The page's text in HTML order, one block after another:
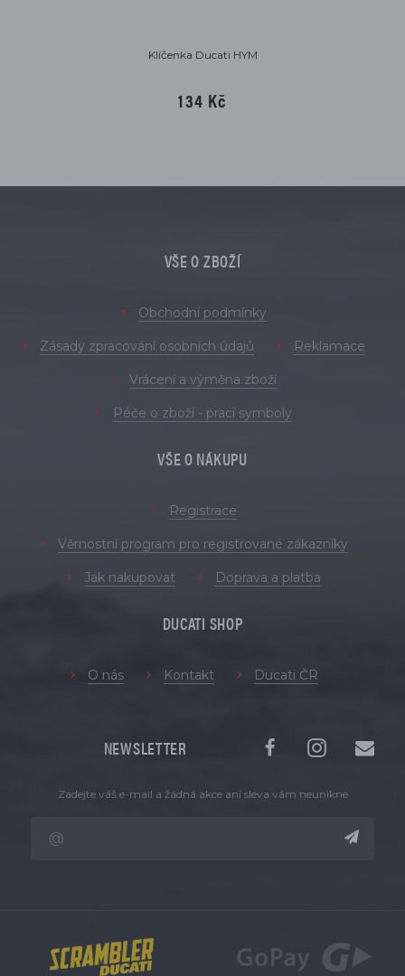
Klíčenka Ducati HYM
134 Kč
VŠE O ZBOŽÍ
Obchodní podmínky
Zásady zpracování osobních údajů Reklamace
Vrácení a výměna zboží
Péče o zboží - prací symboly
VŠE O NÁKUPU
Registrace
Věrnostní program pro registrované zákazníky
Jak nakupovat Doprava a platba
DUCATI SHOP
O nás Kontakt Ducati ČR
NEWSLETTER
Zadejte váš e-mail a žádná akce ani sleva vám neunikne